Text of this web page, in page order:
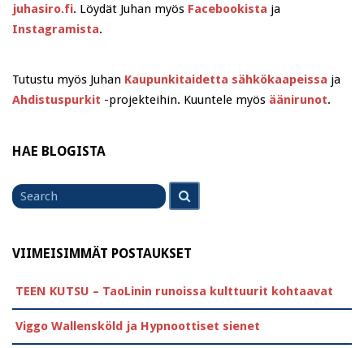
juhasiro.fi. Löydät Juhan myös Facebookista ja
Instagramista.
Tutustu myös Juhan Kaupunkitaidetta sähkökaapeissa ja
Ahdistuspurkit -projekteihin. Kuuntele myös äänirunot.
HAE BLOGISTA
Search
for
VIIMEISIMMÄT POSTAUKSET
TEEN KUTSU – TaoLinin runoissa kulttuurit kohtaavat
Viggo Wallensköld ja Hypnoottiset sienet